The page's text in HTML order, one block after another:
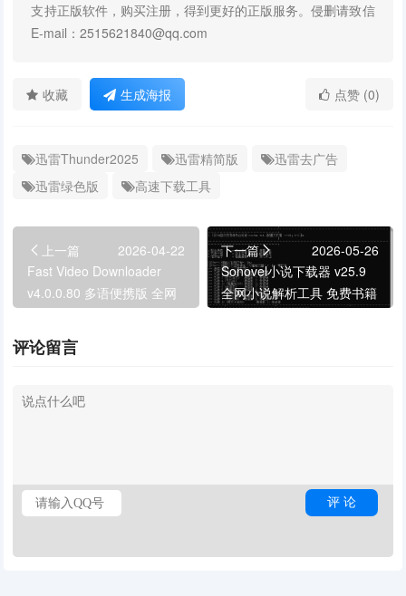
支持正版软件，购买注册，得到更好的正版服务。侵删请致信
E-mail：2515621840@qq.com
收藏 生成海报 点赞 (0)
迅雷Thunder2025 迅雷精简版
迅雷去广告
迅雷绿色版
高速下载工具
上一篇
2026-04-22
Fast Video Downloader
v4.0.0.80 多语便携版 全网
下一篇
2026-05-26
Sonovel小说下载器 v25.9
全网小说解析工具 免费书籍
评论留言